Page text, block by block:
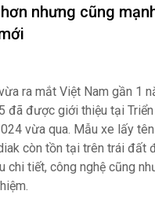
nhưng cũng
ra mắt Việt Nam gần 1
đã được giới thiệu tại
vừa qua. Mẫu xe lấy
còn tồn tại trên trái đất
chi tiết, công nghệ cũng